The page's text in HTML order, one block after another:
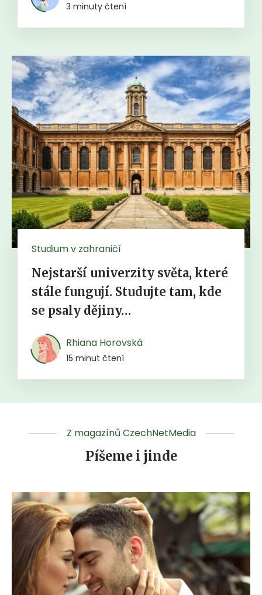
3 minuty čtení
Studium v zahraničí
Nejstarší univerzity světa, které
stále fungují. Studujte tam, kde
se psaly dějiny…
Rhiana Horovská
15 minut čtení
Z magazínů CzechNetMedia
Píšeme i jinde